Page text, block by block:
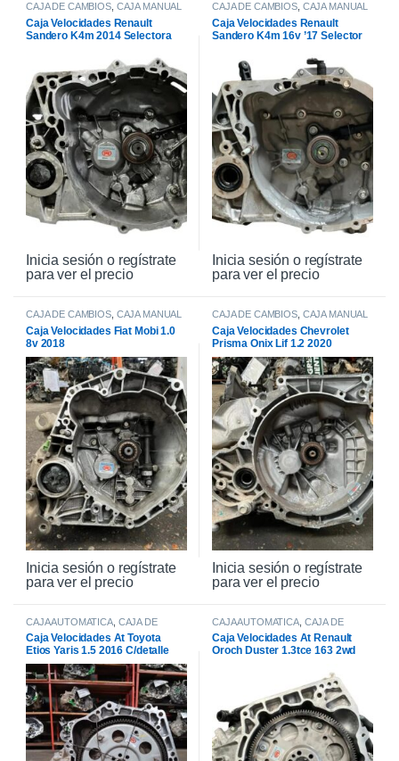
CAJA DE CAMBIOS, CAJA MANUAL
Caja Velocidades Renault
Sandero K4m 2014 Selectora
Inicia sesión o regístrate
para ver el precio
CAJA DE CAMBIOS, CAJA MANUAL
Caja Velocidades Renault
Sandero K4m 16v ’17 Selector
Inicia sesión o regístrate
para ver el precio
CAJA DE CAMBIOS, CAJA MANUAL
Caja Velocidades Fiat Mobi 1.0
8v 2018
Inicia sesión o regístrate
para ver el precio
CAJA DE CAMBIOS, CAJA MANUAL
Caja Velocidades Chevrolet
Prisma Onix Lif 1.2 2020
Inicia sesión o regístrate
para ver el precio
CAJA AUTOMATICA, CAJA DE
CAMBIOS
Caja Velocidades At Toyota
Etios Yaris 1.5 2016 C/detalle
CAJA AUTOMATICA, CAJA DE
CAMBIOS
Caja Velocidades At Renault
Oroch Duster 1.3tce 163 2wd